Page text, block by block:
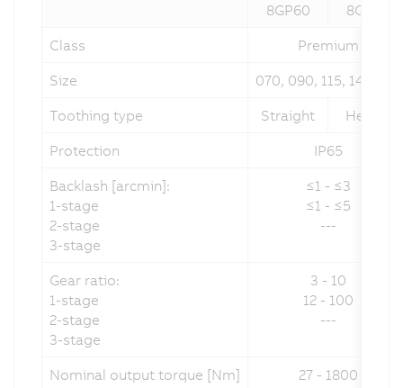
8GP60
8GP70
Class
Premium
Size
070, 090, 115, 142, 190
Toothing type
Straight
Helical
Protection
IP65
Backlash [arcmin]:
1-stage
2-stage
3-stage
≤1 - ≤3
≤1 - ≤5
---
Gear ratio:
1-stage
2-stage
3-stage
3 - 10
12 - 100
---
Nominal output torque [Nm]
27 - 1800